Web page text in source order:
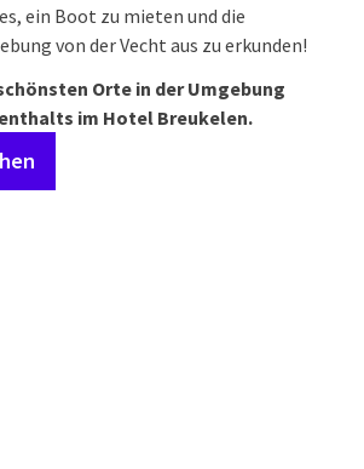
ein Boot zu mieten und die
von der Vecht aus zu erkunden!
Orte in der Umgebung
im Hotel Breukelen.